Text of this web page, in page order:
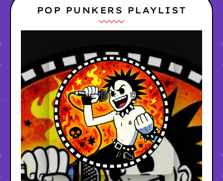
POP PUNKERS PLAYLIST